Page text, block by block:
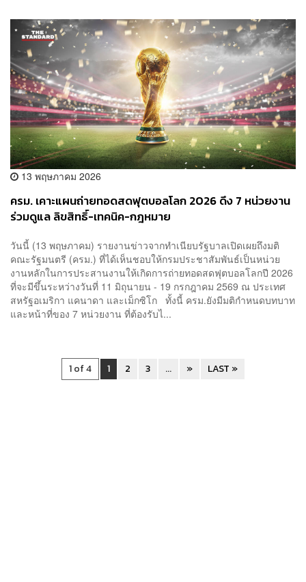
13 พฤษภาคม 2026
ครม. เคาะแผนถ่ายทอดสดฟุตบอลโลก 2026 ดึง 7 หน่วยงาน
ร่วมดูแล ลิขสิทธิ์-เทคนิค-กฎหมาย
วันนี้ (13 พฤษภาคม) รายงานข่าวจากทำเนียบรัฐบาลเปิดเผยถึงมติ
คณะรัฐมนตรี (ครม.) ที่ได้เห็นชอบให้กรมประชาสัมพันธ์เป็นหน่วย
งานหลักในการประสานงานให้เกิดการถ่ายทอดสดฟุตบอลโลกปี 2026
ที่จะมีขึ้นระหว่างวันที่ 11 มิถุนายน - 19 กรกฎาคม 2569 ณ ประเทศ
สหรัฐอเมริกา แคนาดา และเม็กซิโก ทั้งนี้ ครม.ยังมีมติกำหนดบทบาท
และหน้าที่ของ 7 หน่วยงาน ที่ต้องรับไ...
1 of 4 1 2 3 ... » LAST »